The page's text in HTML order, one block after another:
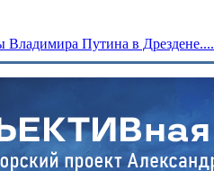
Владимира Путина в Дрездене....